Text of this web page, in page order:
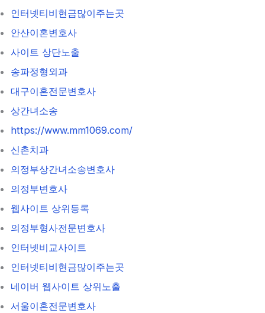
인터넷티비현금많이주는곳
안산이혼변호사
사이트 상단노출
송파정형외과
대구이혼전문변호사
상간녀소송
https://www.mm1069.com/
신촌치과
의정부상간녀소송변호사
의정부변호사
웹사이트 상위등록
의정부형사전문변호사
인터넷비교사이트
인터넷티비현금많이주는곳
네이버 웹사이트 상위노출
서울이혼전문변호사